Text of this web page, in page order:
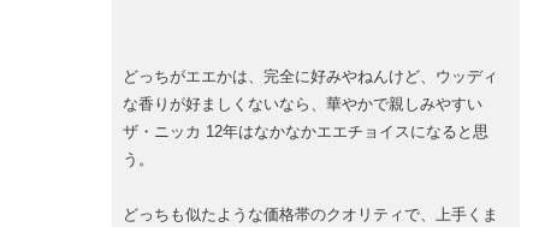
どっちがエエかは、完全に好みやねんけど、ウッディ
な香りが好ましくないなら、華やかで親しみやすい
ザ・ニッカ 12年はなかなかエエチョイスになると思
う。
どっちも似たような価格帯のクオリティで、上手くま